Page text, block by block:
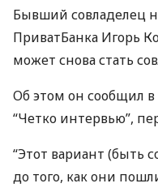
Бывший совладелец
ПриватБанка Игорь
может снова стать
Об этом он сообщил
“Четко интервью”,
“Этот вариант (быть
до того, как они